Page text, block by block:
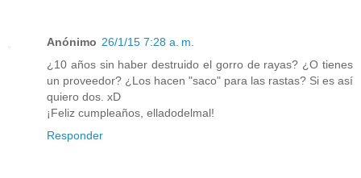
Anónimo 26/1/15 7:28 a. m.
¿10 años sin haber destruido el gorro de rayas? ¿O tienes
un proveedor? ¿Los hacen "saco" para las rastas? Si es así
quiero dos. xD
¡Feliz cumpleaños, elladodelmal!
Responder